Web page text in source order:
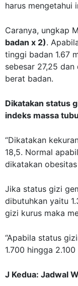
harus mengetahui
Caranya, ungkap
badan x 2).
tinggi badan 1.67
sebesar 27,25
berat badan.
Dikatakan status
indeks massa
“Dikatakan
18,5. Normal
dikatakan
Jika status gizi
dibutuhkan yaitu
gizi kurus maka
“Apabila status
1.700 hingga
J Kedua: Jadwal